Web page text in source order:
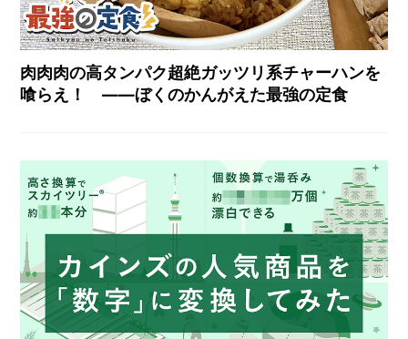
肉肉肉の高タンパク超絶ガッツリ系チャーハンを
喰らえ！ ――ぼくのかんがえた最強の定食